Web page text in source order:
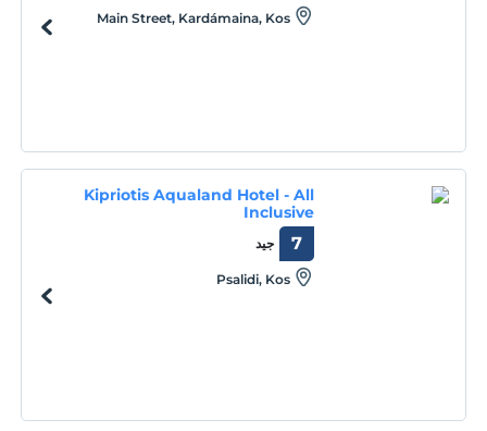
Main Street, Kardámaina, Kos
Kipriotis Aqualand Hotel - All
Inclusive
جيد 7
Psalidi, Kos